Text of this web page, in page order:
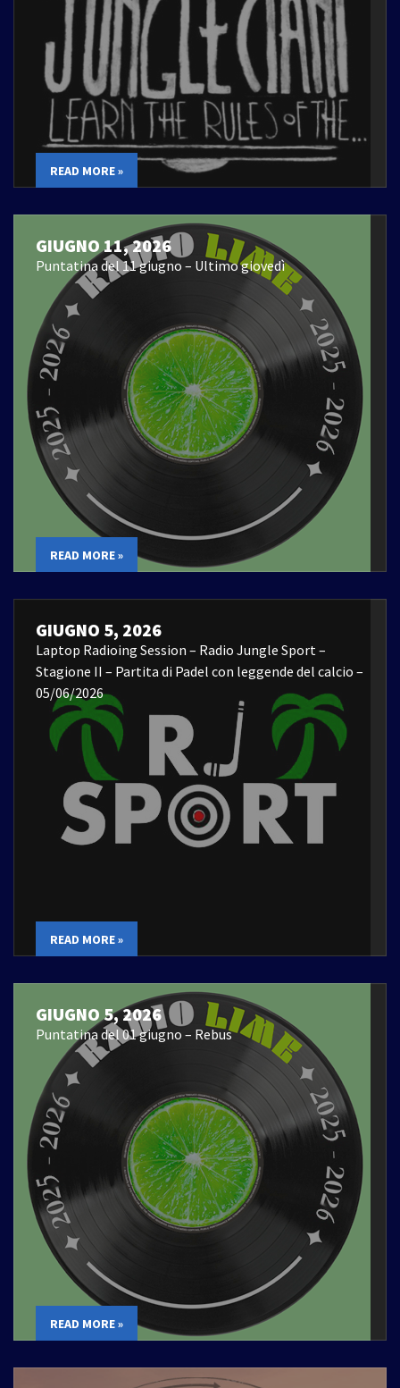
READ MORE »
GIUGNO 11, 2026
Puntatina del 11 giugno – Ultimo giovedì
READ MORE »
GIUGNO 5, 2026
Laptop Radioing Session – Radio Jungle Sport –
Stagione II – Partita di Padel con leggende del calcio –
05/06/2026
READ MORE »
GIUGNO 5, 2026
Puntatina del 01 giugno – Rebus
READ MORE »